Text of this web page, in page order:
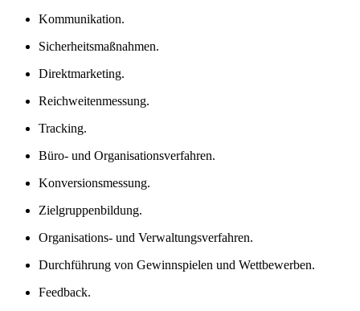
Kommunikation.
Sicherheitsmaßnahmen.
Direktmarketing.
Reichweitenmessung.
Tracking.
Büro- und Organisationsverfahren.
Konversionsmessung.
Zielgruppenbildung.
Organisations- und Verwaltungsverfahren.
Durchführung von Gewinnspielen und Wettbewerben.
Feedback.